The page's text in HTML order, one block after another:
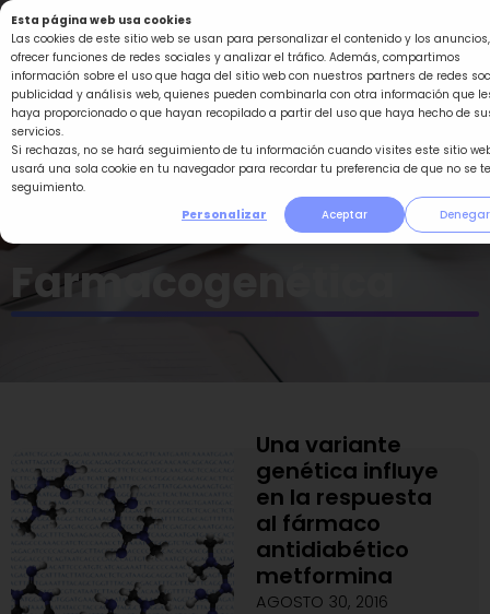
Esta página web usa cookies
Las cookies de este sitio web se usan para personalizar el contenido y los anuncios,
ofrecer funciones de redes sociales y analizar el tráfico. Además, compartimos
información sobre el uso que haga del sitio web con nuestros partners de redes
publicidad y análisis web, quienes pueden combinarla con otra información que
haya proporcionado o que hayan recopilado a partir del uso que haya hecho de
servicios.
Si rechazas, no se hará seguimiento de tu información cuando visites este sitio
usará una sola cookie en tu navegador para recordar tu preferencia de que no se
seguimiento.
Personalizar
Aceptar Denegar
Ir
al
contenido
Farmacogenética
Una variante
genética influye
en la respuesta
al fármaco
antidiabético
metformina
AGOSTO 30, 2016
Página